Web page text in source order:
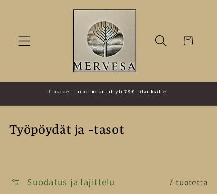
Ostoskori
Ilmaiset toimituskulut yli 79€ tilauksille!
K
o
Työpöydät ja -tasot
Suodatus ja lajittelu 7 tuotetta